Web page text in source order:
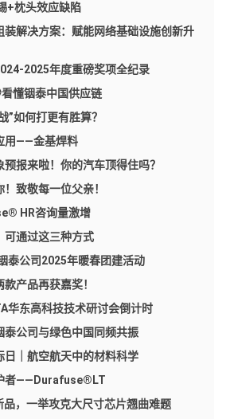
+枕头效应缺陷
装解决方案：赋能网络基础设施创新升
2025年度重磅奖项全纪录
懂铟泰中国供应链
”如何打更有胜算？
用——金基焊料
报来啦！你的汽车顶得住吗？
致敬每一位父亲！
HR咨询量激增
可通过这三种方式
泰公司2025年暖春团建活动
产品再获嘉奖！
华东高科技技术研讨会倒计时
泰公司与绿色中国同频共振
日｜航空航天中的材料科学
者——Durafuse®LT
，一举攻克大尺寸芯片翘曲难题